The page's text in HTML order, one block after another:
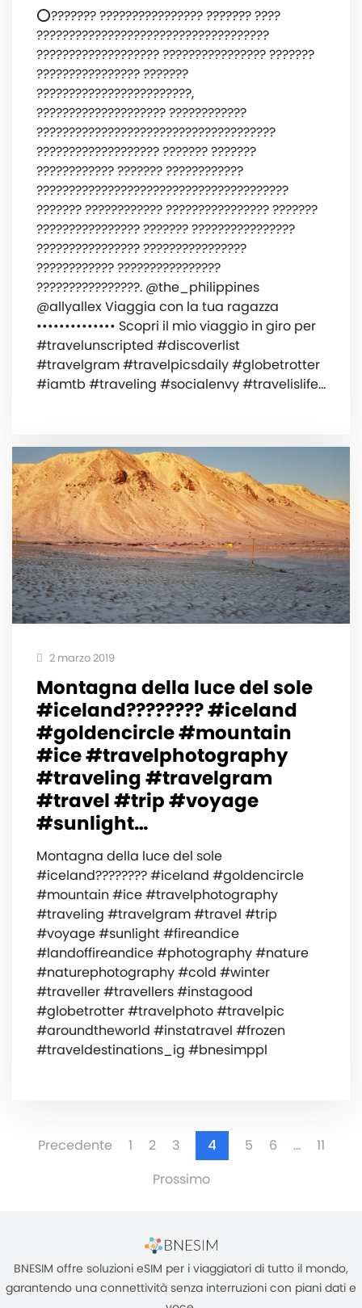
⭕️??????? ???????????????? ??????? ????
????????????????????????????????????
??????????????????? ???????????????? ???????
???????????????? ???????
????????????????????????,
???????????????????? ????????????
?????????????????????????????????????
??????????????????? ??????? ???????
???????????? ??????? ????????????
???????????????????????????????????????
??????? ???????????? ???????????????? ???????
???????????????? ??????? ????????????????
???????????????? ????????????????
???????????? ????????????????
????????????????. @the_philippines
@allyallex Viaggia con la tua ragazza
•••••••••••••• ‍️Scopri il mio viaggio in giro per
#travelunscripted #discoverlist
#travelgram #travelpicsdaily #globetrotter
#iamtb #traveling #socialenvy #travelislife…
2 marzo 2019
Montagna della luce del sole
#iceland???????? #iceland
#goldencircle #mountain
#ice #travelphotography
#traveling #travelgram
#travel #trip #voyage
#sunlight…
Montagna della luce del sole
#iceland???????? #iceland #goldencircle
#mountain #ice #travelphotography
#traveling #travelgram #travel #trip
#voyage #sunlight #fireandice
#landoffireandice #photography #nature
#naturephotography #cold #winter
#traveller #travellers #instagood
#globetrotter #travelphoto #travelpic
#aroundtheworld #instatravel #frozen
#traveldestinations_ig #bnesimppl
Precedente 1 2 3 4 5 6 …
11
Prossimo
BNESIM offre soluzioni eSIM per i viaggiatori di tutto il mondo,
garantendo una connettività senza interruzioni con piani dati e